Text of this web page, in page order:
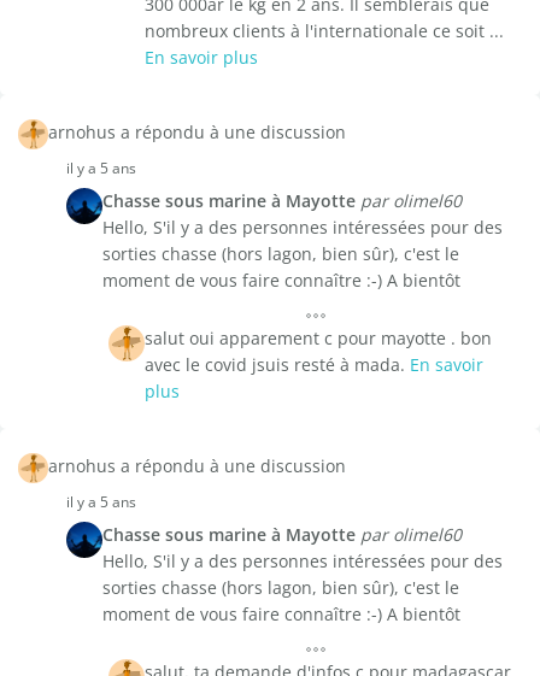
nombreux clients à l'internationale ce soit ...
En savoir plus
arnohus a répondu à une discussion
il y a 5 ans
Chasse sous marine à Mayotte par olimel60
Hello, S'il y a des personnes intéressées pour des
sorties chasse (hors lagon, bien sûr), c'est le
moment de vous faire connaître :-) A bientôt
salut oui apparement c pour mayotte . bon
avec le covid jsuis resté à mada. En savoir
plus
arnohus a répondu à une discussion
il y a 5 ans
Chasse sous marine à Mayotte par olimel60
Hello, S'il y a des personnes intéressées pour des
sorties chasse (hors lagon, bien sûr), c'est le
moment de vous faire connaître :-) A bientôt